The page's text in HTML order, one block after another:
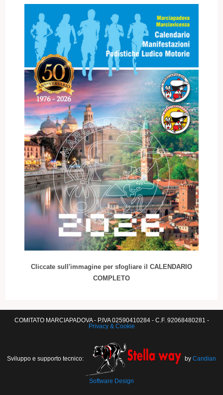
Cliccate sull'immagine per sfogliare il CALENDARIO
COMPLETO
COMITATO MARCIAPADOVA - P.IVA 02590410284 - C.F. 92068480281 -
Privacy & Cookie
Sviluppo e supporto tecnico: by Candian
Software Design